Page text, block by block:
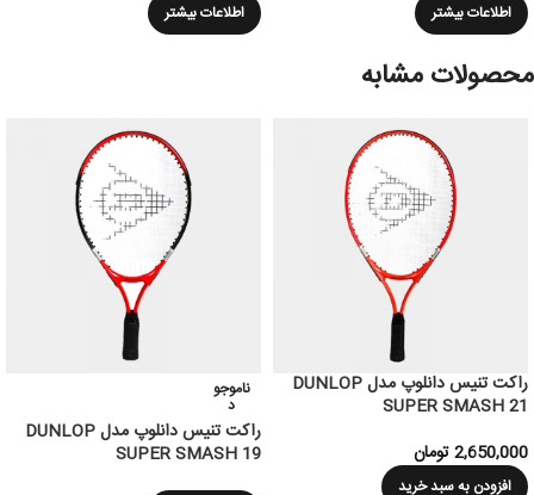
اطلاعات بیشتر اطلاعات بیشتر
محصولات مشابه
راکت تنیس دانلوپ مدل DUNLOP
SUPER SMASH 21
2,650,000تومان
افزودن به سبد خرید
ناموجو
د
راکت تنیس دانلوپ مدل DUNLOP
SUPER SMASH 19